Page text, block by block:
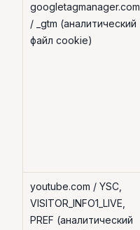
googletagmanager.com
/ _gtm (аналитический
файл cookie)
youtube.com / YSC,
VISITOR_INFO1_LIVE,
PREF (аналитический